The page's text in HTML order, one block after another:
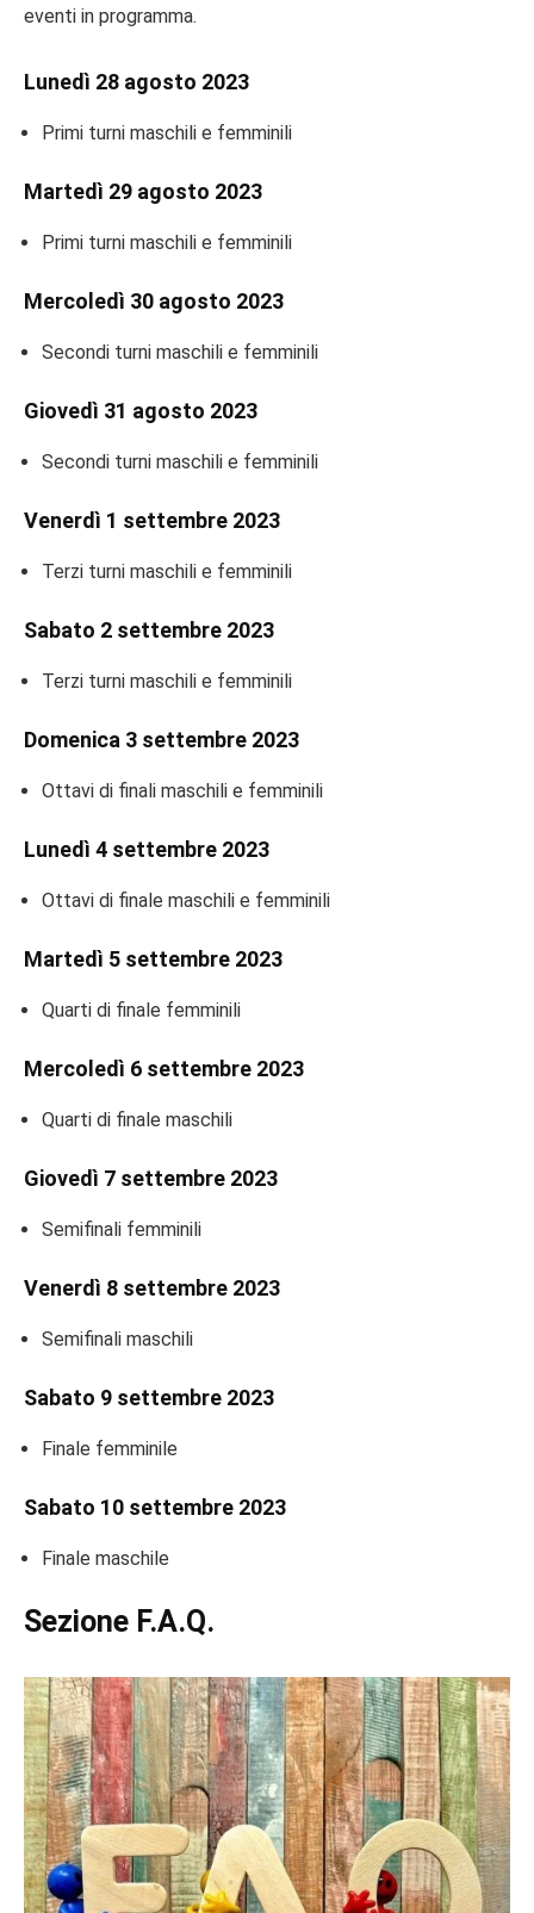
eventi in programma.
Lunedì 28 agosto 2023
Primi turni maschili e femminili
Martedì 29 agosto 2023
Primi turni maschili e femminili
Mercoledì 30 agosto 2023
Secondi turni maschili e femminili
Giovedì 31 agosto 2023
Secondi turni maschili e femminili
Venerdì 1 settembre 2023
Terzi turni maschili e femminili
Sabato 2 settembre 2023
Terzi turni maschili e femminili
Domenica 3 settembre 2023
Ottavi di finali maschili e femminili
Lunedì 4 settembre 2023
Ottavi di finale maschili e femminili
Martedì 5 settembre 2023
Quarti di finale femminili
Mercoledì 6 settembre 2023
Quarti di finale maschili
Giovedì 7 settembre 2023
Semifinali femminili
Venerdì 8 settembre 2023
Semifinali maschili
Sabato 9 settembre 2023
Finale femminile
Sabato 10 settembre 2023
Finale maschile
Sezione F.A.Q.